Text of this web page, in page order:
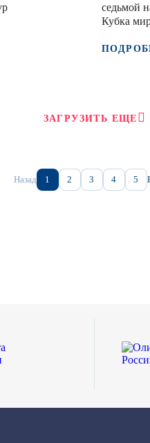
седьмой
Кубка
ЗАГРУЗИТЬ ЕЩЕ
Назад 1 2 3 4 5